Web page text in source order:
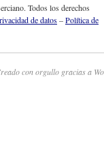
Todos los derechos
de datos–Política de
con orgullo gracias a